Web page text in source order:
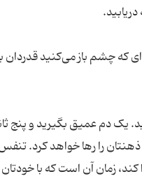
که چشم باز می‌کنید
دم عمیق بگیرید و پنج
ذهنتان را رها خواهد
زمان آن است که با